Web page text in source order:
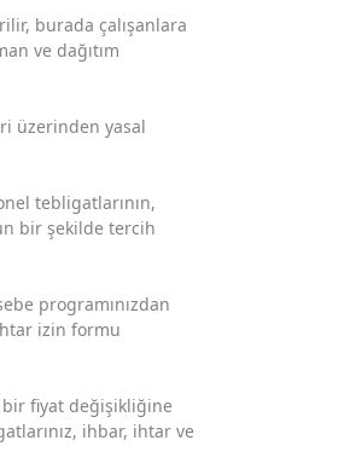
burada çalışanlara
ve dağıtım
üzerinden yasal
tebligatlarının,
bir şekilde tercih
programınızdan
izin formu
bir fiyat değişikliğine
ihbar, ihtar ve